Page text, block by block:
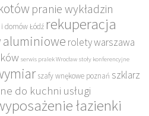
pranie wykładzin
domów Łódź rekuperacja
aluminiowe rolety warszawa
serwis pralek Wrocław stoły konferencyjne
szafy wnękowe poznań szklarz
do kuchni usługi
łazienki